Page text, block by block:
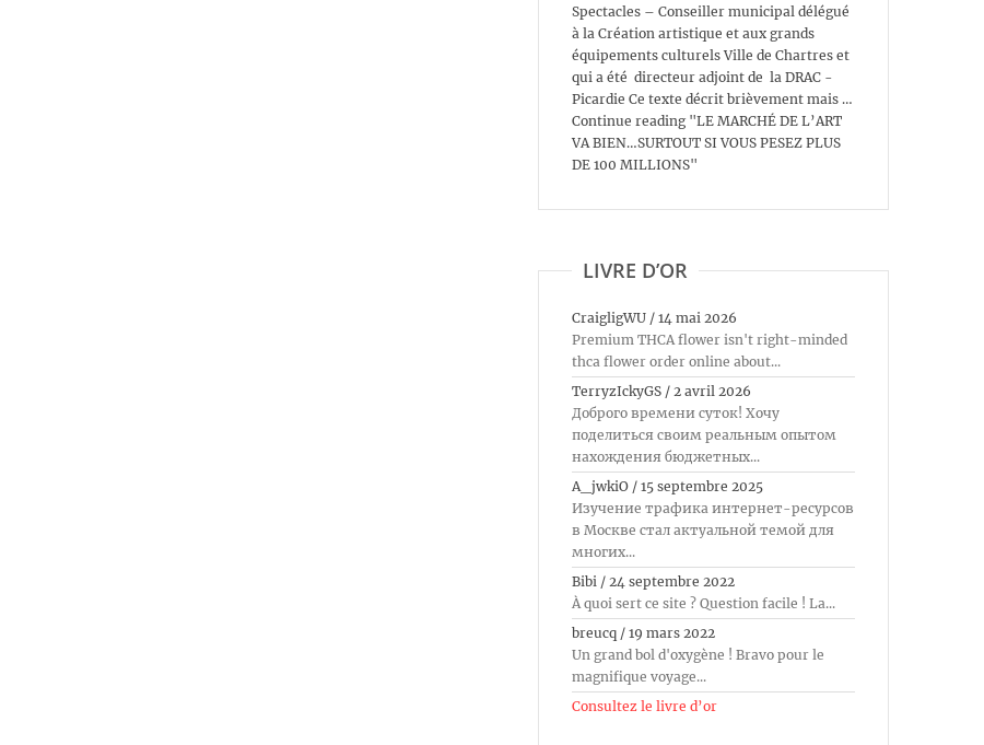
Spectacles – Conseiller municipal délégué
à la Création artistique et aux grands
équipements culturels Ville de Chartres et
qui a été directeur adjoint de la DRAC -
Picardie Ce texte décrit brièvement mais …
Continue reading "LE MARCHÉ DE L’ART
VA BIEN…SURTOUT SI VOUS PESEZ PLUS
DE 100 MILLIONS"
LIVRE D’OR
CraigligWU / 14 mai 2026
Premium THCA flower isn't right-minded
thca flower order online about...
TerryzIckyGS / 2 avril 2026
Доброго времени суток! Хочу
поделиться своим реальным опытом
нахождения бюджетных...
A_jwkiO / 15 septembre 2025
Изучение трафика интернет-ресурсов
в Москве стал актуальной темой для
многих...
Bibi / 24 septembre 2022
À quoi sert ce site ? Question facile ! La...
breucq / 19 mars 2022
Un grand bol d'oxygène ! Bravo pour le
magnifique voyage...
Consultez le livre d’or